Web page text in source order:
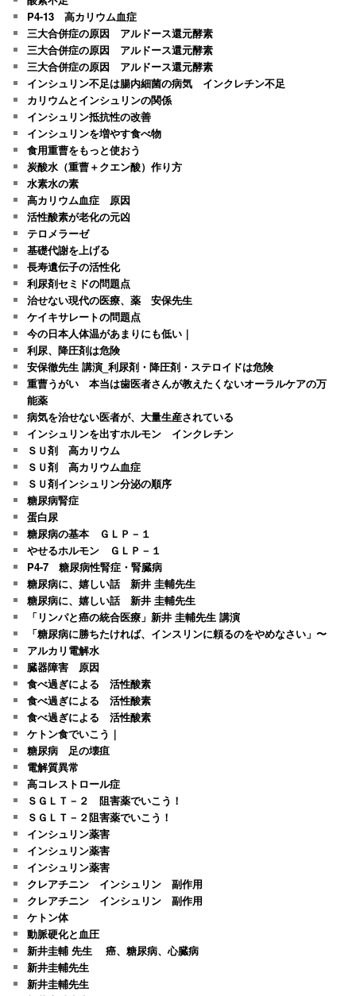
P4-13 高カリウム血症
三大合併症の原因 アルドース還元酵素
三大合併症の原因 アルドース還元酵素
三大合併症の原因 アルドース還元酵素
インシュリン不足は腸内細菌の病気 インクレチン不足
カリウムとインシュリンの関係
インシュリン抵抗性の改善
インシュリンを増やす食べ物
食用重曹をもっと使おう
炭酸水（重曹＋クエン酸）作り方
水素水の素
高カリウム血症 原因
活性酸素が老化の元凶
テロメラーゼ
基礎代謝を上げる
長寿遺伝子の活性化
利尿剤セミドの問題点
治せない現代の医療、薬 安保先生
ケイキサレートの問題点
今の日本人体温があまりにも低い｜
利尿、降圧剤は危険
安保徹先生 講演_利尿剤・降圧剤・ステロイドは危険
重曹うがい 本当は歯医者さんが教えたくないオーラルケアの万
能薬
病気を治せない医者が、大量生産されている
インシュリンを出すホルモン インクレチン
ＳＵ剤 高カリウム
ＳＵ剤 高カリウム血症
ＳＵ剤インシュリン分泌の順序
糖尿病腎症
蛋白尿
糖尿病の基本 ＧＬＰ－１
やせるホルモン ＧＬＰ－１
P4-7 糖尿病性腎症・腎臓病
糖尿病に、嬉しい話 新井 圭輔先生
糖尿病に、嬉しい話 新井 圭輔先生
「リンパと癌の統合医療」新井 圭輔先生 講演
「糖尿病に勝ちたければ、インスリンに頼るのをやめなさい」〜
アルカリ電解水
臓器障害 原因
食べ過ぎによる 活性酸素
食べ過ぎによる 活性酸素
食べ過ぎによる 活性酸素
ケトン食でいこう｜
糖尿病 足の壊疽
電解質異常
高コレストロール症
ＳＧＬＴ－２ 阻害薬でいこう！
ＳＧＬＴ－２阻害薬でいこう！
インシュリン薬害
インシュリン薬害
インシュリン薬害
クレアチニン インシュリン 副作用
クレアチニン インシュリン 副作用
ケトン体
動脈硬化と血圧
新井圭輔 先生 癌、糖尿病、心臓病
新井圭輔先生
新井圭輔先生